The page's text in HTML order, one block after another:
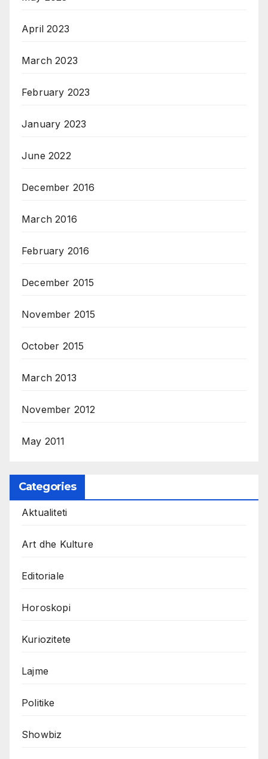
April 2023
March 2023
February 2023
January 2023
June 2022
December 2016
March 2016
February 2016
December 2015
November 2015
October 2015
March 2013
November 2012
May 2011
Categories
Aktualiteti
Art dhe Kulture
Editoriale
Horoskopi
Kuriozitete
Lajme
Politike
Showbiz